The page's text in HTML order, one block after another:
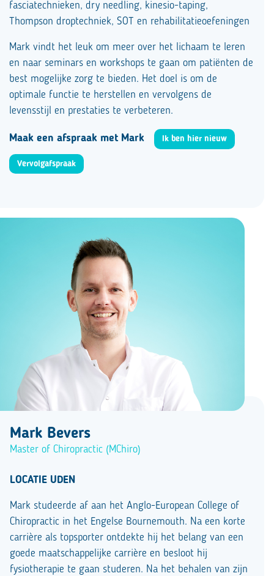
fasciatechnieken, dry needling, kinesio-taping,
Thompson droptechniek, SOT en rehabilitatieoefeningen
Mark vindt het leuk om meer over het lichaam te leren
en naar seminars en workshops te gaan om patiënten de
best mogelijke zorg te bieden. Het doel is om de
optimale functie te herstellen en vervolgens de
levensstijl en prestaties te verbeteren.
Maak een afspraak met Mark Ik ben hier nieuw
Vervolgafspraak
Mark Bevers
Master of Chiropractic (MChiro)
LOCATIE UDEN
Mark studeerde af aan het Anglo-European College of
Chiropractic in het Engelse Bournemouth. Na een korte
carrière als topsporter ontdekte hij het belang van een
goede maatschappelijke carrière en besloot hij
fysiotherapie te gaan studeren. Na het behalen van zijn